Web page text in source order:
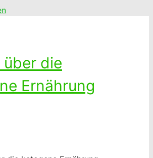
über die
Ernährung